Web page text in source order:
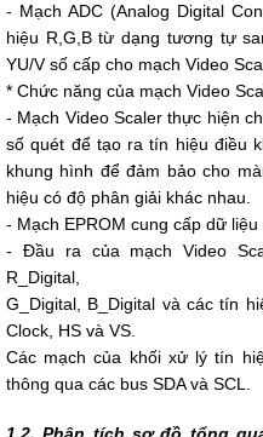
- Mạch ADC (Analog Digital
hiệu R,G,B từ dạng tương tự
YU/V số cấp cho mạch Video
* Chức năng của mạch Video
- Mạch Video Scaler thực hiện
số quét để tạo ra tín hiệu điều
khung hình để đảm bảo cho
hiệu có độ phân giải khác nhau.
- Mạch EPROM cung cấp dữ liệu
- Đầu ra của mạch Video
R_Digital,
G_Digital, B_Digital và các tín
Clock, HS và VS.
Các mạch của khối xử lý tín
thông qua các bus SDA và SCL.
1.2. Phân tích sơ đồ tổng